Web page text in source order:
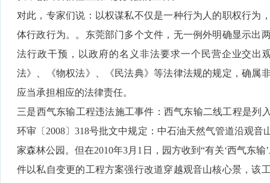
对此，专家们说：以权谋私不仅是一种行为人的职权行为
体行政行为。。东莞部门多个文件，无一例外明确显示出
法行政干预，以政府的名义非法要求一个民营企业交出
法》、《物权法》、《民法典》等法律法规的规定，确属
应当承担相应的法律责任。
三是西气东输工程违法施工事件：西气东输二线工程是列
环审〔2008〕318号批文中规定：中石油天然气管道沿观
家森林公园。但在2010年3月1日，园方收到“有关‘西气东
件以私自变更的工程方案强行改道穿越观音山核心景，该